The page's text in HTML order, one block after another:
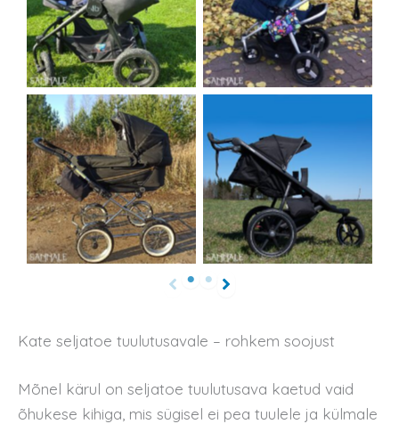
Kate seljatoe tuulutusavale – rohkem soojust
Mõnel kärul on seljatoe tuulutusava kaetud vaid
õhukese kihiga, mis sügisel ei pea tuulele ja külmale